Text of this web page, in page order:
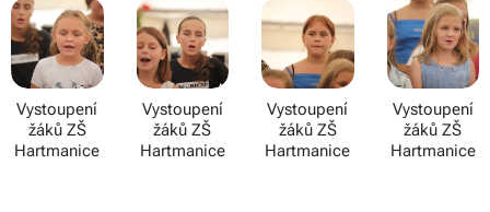
Vystoupení
žáků ZŠ
Hartmanice
Vystoupení
žáků ZŠ
Hartmanice
Vystoupení
žáků ZŠ
Hartmanice
Vystoupení
žáků ZŠ
Hartmanice